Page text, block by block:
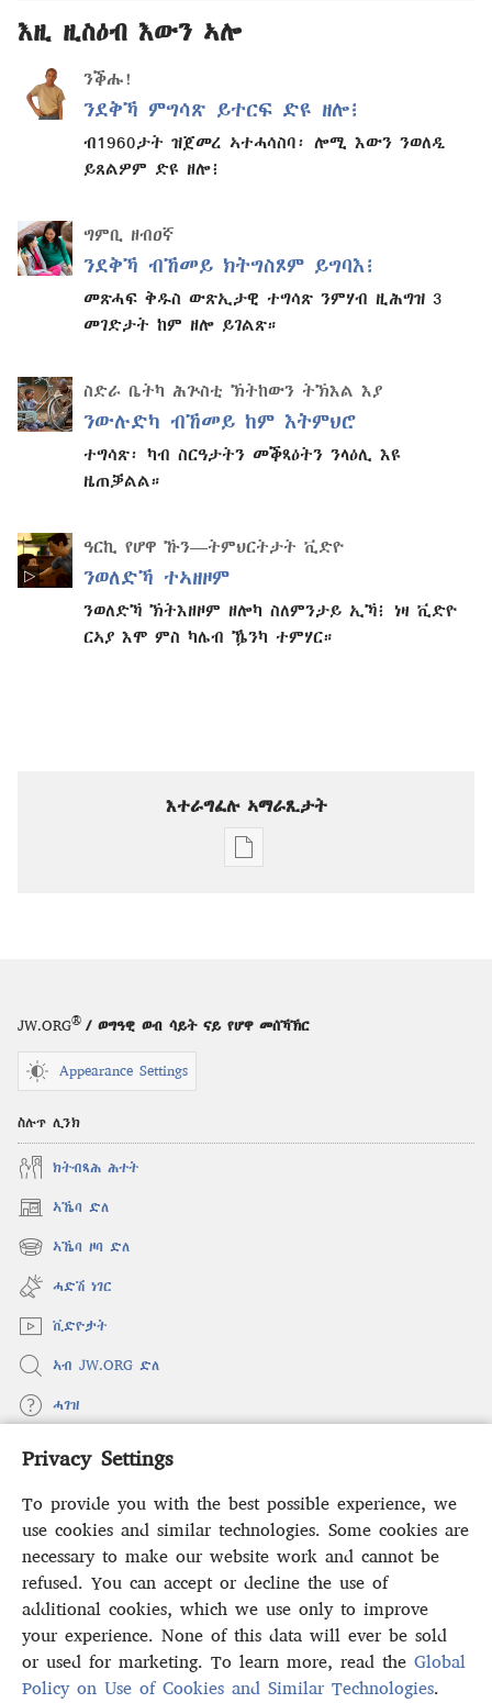
Privacy Settings
To provide you with the best possible experience, we
use cookies and similar technologies. Some cookies are
necessary to make our website work and cannot be
refused. You can accept or decline the use of
additional cookies, which we use only to improve
your experience. None of this data will ever be sold
or used for marketing. To learn more, read the Global
Policy on Use of Cookies and Similar Technologies
እዚ ዚስዕብ እውን ኣሎ
ንቕሑ!
ንደቅኻ ምግሳጽ ይተርፍ ድዩ ዘሎ፧
ብ1960ታት ዝጀመረ ኣተሓሳስባ፡ ሎሚ እውን ንወለዲ
ይጸልዎም ድዩ ዘሎ፧
ግምቢ ዘብዐኛ
ንደቅኻ ብኸመይ ክትግስጾም ይግባእ፧
መጽሓፍ ቅዱስ ውጽኢታዊ ተግሳጽ ንምሃብ ዚሕግዝ 3
መገድታት ከም ዘሎ ይገልጽ።
ስድራ ቤትካ ሕጕስቲ ኽትከውን ትኽእል እያ
ንውሉድካ ብኸመይ ከም እትምህሮ
ተግሳጽ፡ ካብ ስርዓታትን መቕጻዕትን ንላዕሊ እዩ
ዜጠቓልል።
ዓርኪ የሆዋ ኹን​—ትምህርትታት ቪድዮ
ንወለድኻ ተኣዘዞም
ንወለድኻ ኽትእዘዞም ዘሎካ ስለምንታይ ኢኻ፧ ነዛ ቪድዮ
ርኣያ እሞ ምስ ካሌብ ዄንካ ተምሃር።
እተራግፈሉ ኣማራጺታት
ዲጂታዊ
ዘብዐኛ
JW.ORG® / ወግዓዊ ወብ ሳይት ናይ የሆዋ መሰኻኽር
Appearance Settings
ስሉጥ ሊንክ
ክትብጻሕ ሕተት
ኣኼባ ድለ
(opens
new
window)
ኣኼባ ዞባ ድለ
(opens
new
window)
ሓድሽ ነገር
ቪድዮታት
ኣብ JW.ORG ድለ
ሓገዝ
ወፈያ
(opens
window)
ቤተ መጻሕፍቲ ኢንተርነት ግምቢ ዘብዐኛ
(opens
new
window)JW Hub ®
(opens
new
JW Library